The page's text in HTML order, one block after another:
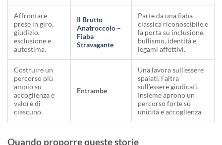
Affrontare
prese in giro,
giudizio,
esclusione e
autostima.
Il Brutto
Anatroccolo –
Fiaba
Stravagante
Parte da una fiaba
classica riconoscibile e
la porta su inclusione,
bullismo, identità e
legami affettivi.
Costruire un
percorso più
ampio su
accoglienza e
valore di
ciascuno.
Entrambe
Una lavora sull’essere
spaiati, l’altra
sull’essere giudicati.
Insieme aprono un
percorso forte su
unicità e accoglienza.
Quando proporre queste storie